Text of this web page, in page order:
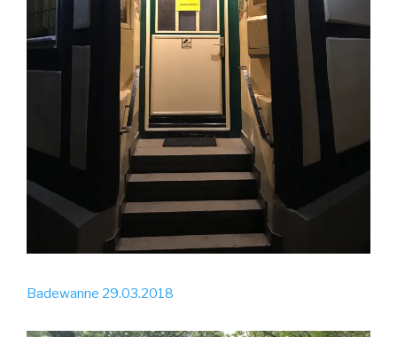
Badewanne 29.03.2018